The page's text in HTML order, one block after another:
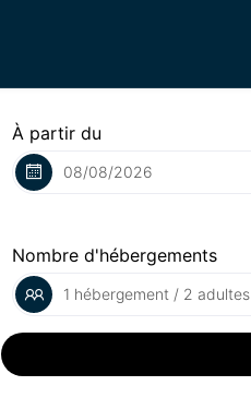
À partir du
Nombre d'hébergements
1 hébergement / 2 adultes